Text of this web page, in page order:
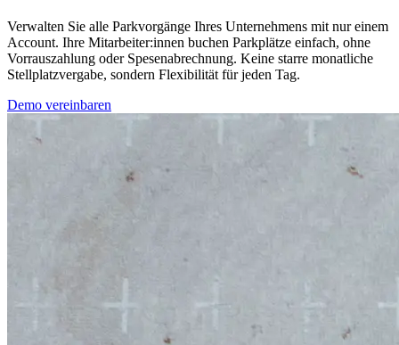
Verwalten Sie alle Parkvorgänge Ihres Unternehmens mit nur einem
Account. Ihre Mitarbeiter:innen buchen Parkplätze einfach, ohne
Vorrauszahlung oder Spesenabrechnung. Keine starre monatliche
Stellplatzvergabe, sondern Flexibilität für jeden Tag.
Demo vereinbaren